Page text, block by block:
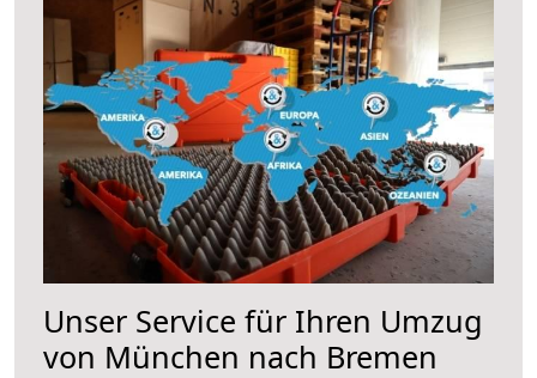
Unser Service für Ihren Umzug
von München nach Bremen